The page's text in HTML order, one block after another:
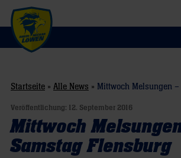
Startseite » Alle News » Mittwoch Melsungen
Veröffentlichung: 12. September 2016
Mittwoch
Samstag Flensburg